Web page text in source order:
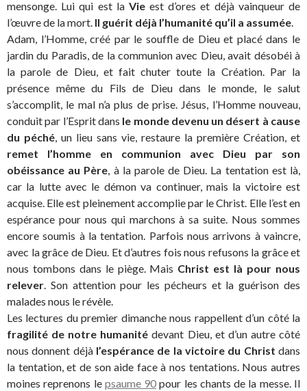
mensonge. Lui qui est la Vieest d’ores et déjà vainqueur de
l’œuvre de la mort. Il guérit déjà l’humanité qu’il a assumée.
Adam, l’Homme, créé par le souffle de Dieu et placé dans le
jardin du Paradis, de la communion avec Dieu, avait désobéi à
la parole de Dieu, et fait chuter toute la Création. Par la
présence même du Fils de Dieu dans le monde, le salut
s’accomplit, le mal n’a plus de prise. Jésus, l’Homme nouveau,
conduit par l’Esprit dans le monde devenu un désert à cause
du péché, un lieu sans vie, restaure la première Création, et
remet l’homme en communion avec Dieu par son
obéissance au Père, à la parole de Dieu. La tentation est là,
car la lutte avec le démon va continuer, mais la victoire est
acquise. Elle est pleinement accomplie par le Christ. Elle l’est en
espérance pour nous qui marchons à sa suite. Nous sommes
encore soumis à la tentation. Parfois nous arrivons à vaincre,
avec la grâce de Dieu. Et d’autres fois nous refusons la grâce et
nous tombons dans le piège. Mais Christ est là pour nous
relever. Son attention pour les pécheurs et la guérison des
malades nous le révèle.
Les lectures du premier dimanche nous rappellent d’un côté la
fragilité de notre humanité devant Dieu, et d’un autre côté
nous donnent déjà l’espérance de la victoire du Christ dans
la tentation, et de son aide face à nos tentations. Nous autres
moines reprenons le psaume 90 pour les chants de la messe. Il